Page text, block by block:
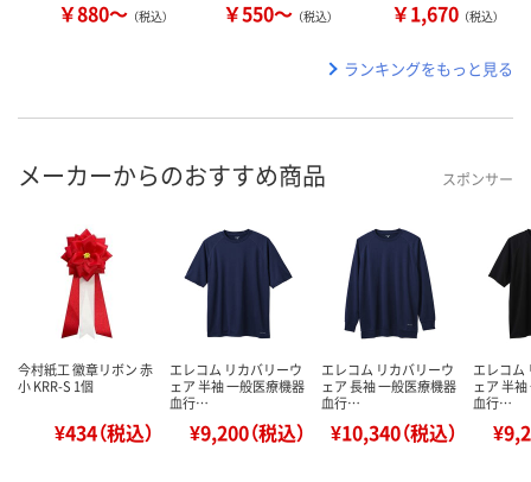
￥880～ （税込） ￥550～ （税込） ￥1,670 （税込）
ランキングをもっと見る
メーカーからのおすすめ商品 スポンサー
今村紙工 徽章リボン 赤
小 KRR-S 1個
¥434（税込）
エレコム リカバリーウ
ェア 半袖 一般医療機器
血行…
¥9,200（税込）
エレコム リカバリーウ
ェア 長袖 一般医療機器
血行…
¥10,340（税込）
エレコム
ェア 半
血行…